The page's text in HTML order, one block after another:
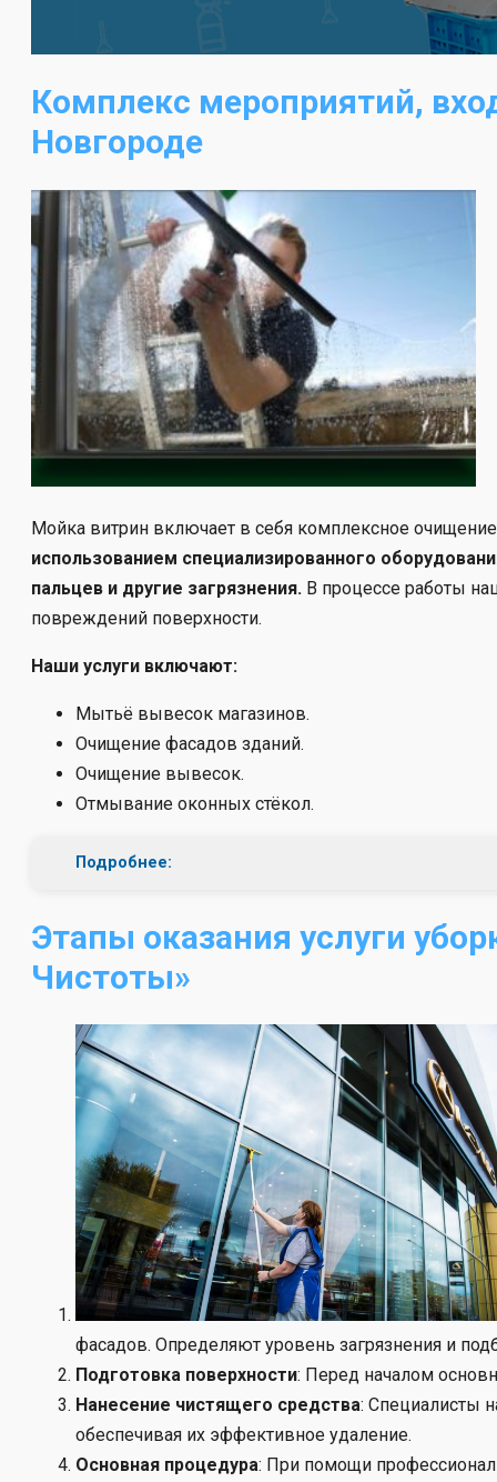
Комплекс мероприятий,
Новгороде
Мойка витрин включает в себя комплексное
использованием специализированного
пальцев и другие загрязнения. В процессе работы
повреждений поверхности.
Наши услуги включают:
Мытьё вывесок магазинов.
Очищение фасадов зданий.
Очищение вывесок.
Отмывание оконных стёкол.
Подробнее:
Этапы оказания услуги
Чистоты»
фасадов. Определяют уровень загрязнения и
Подготовка поверхности: Перед началом
Нанесение чистящего средства: Специалисты
обеспечивая их эффективное удаление.
Основная процедура: При помощи